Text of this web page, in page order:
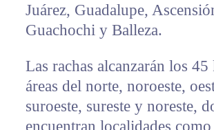
Juárez, Guadalupe,
Guachochi y Balleza.
Las rachas alcanzarán los
áreas del norte, noroeste,
suroeste, sureste y noreste,
encuentran localidades